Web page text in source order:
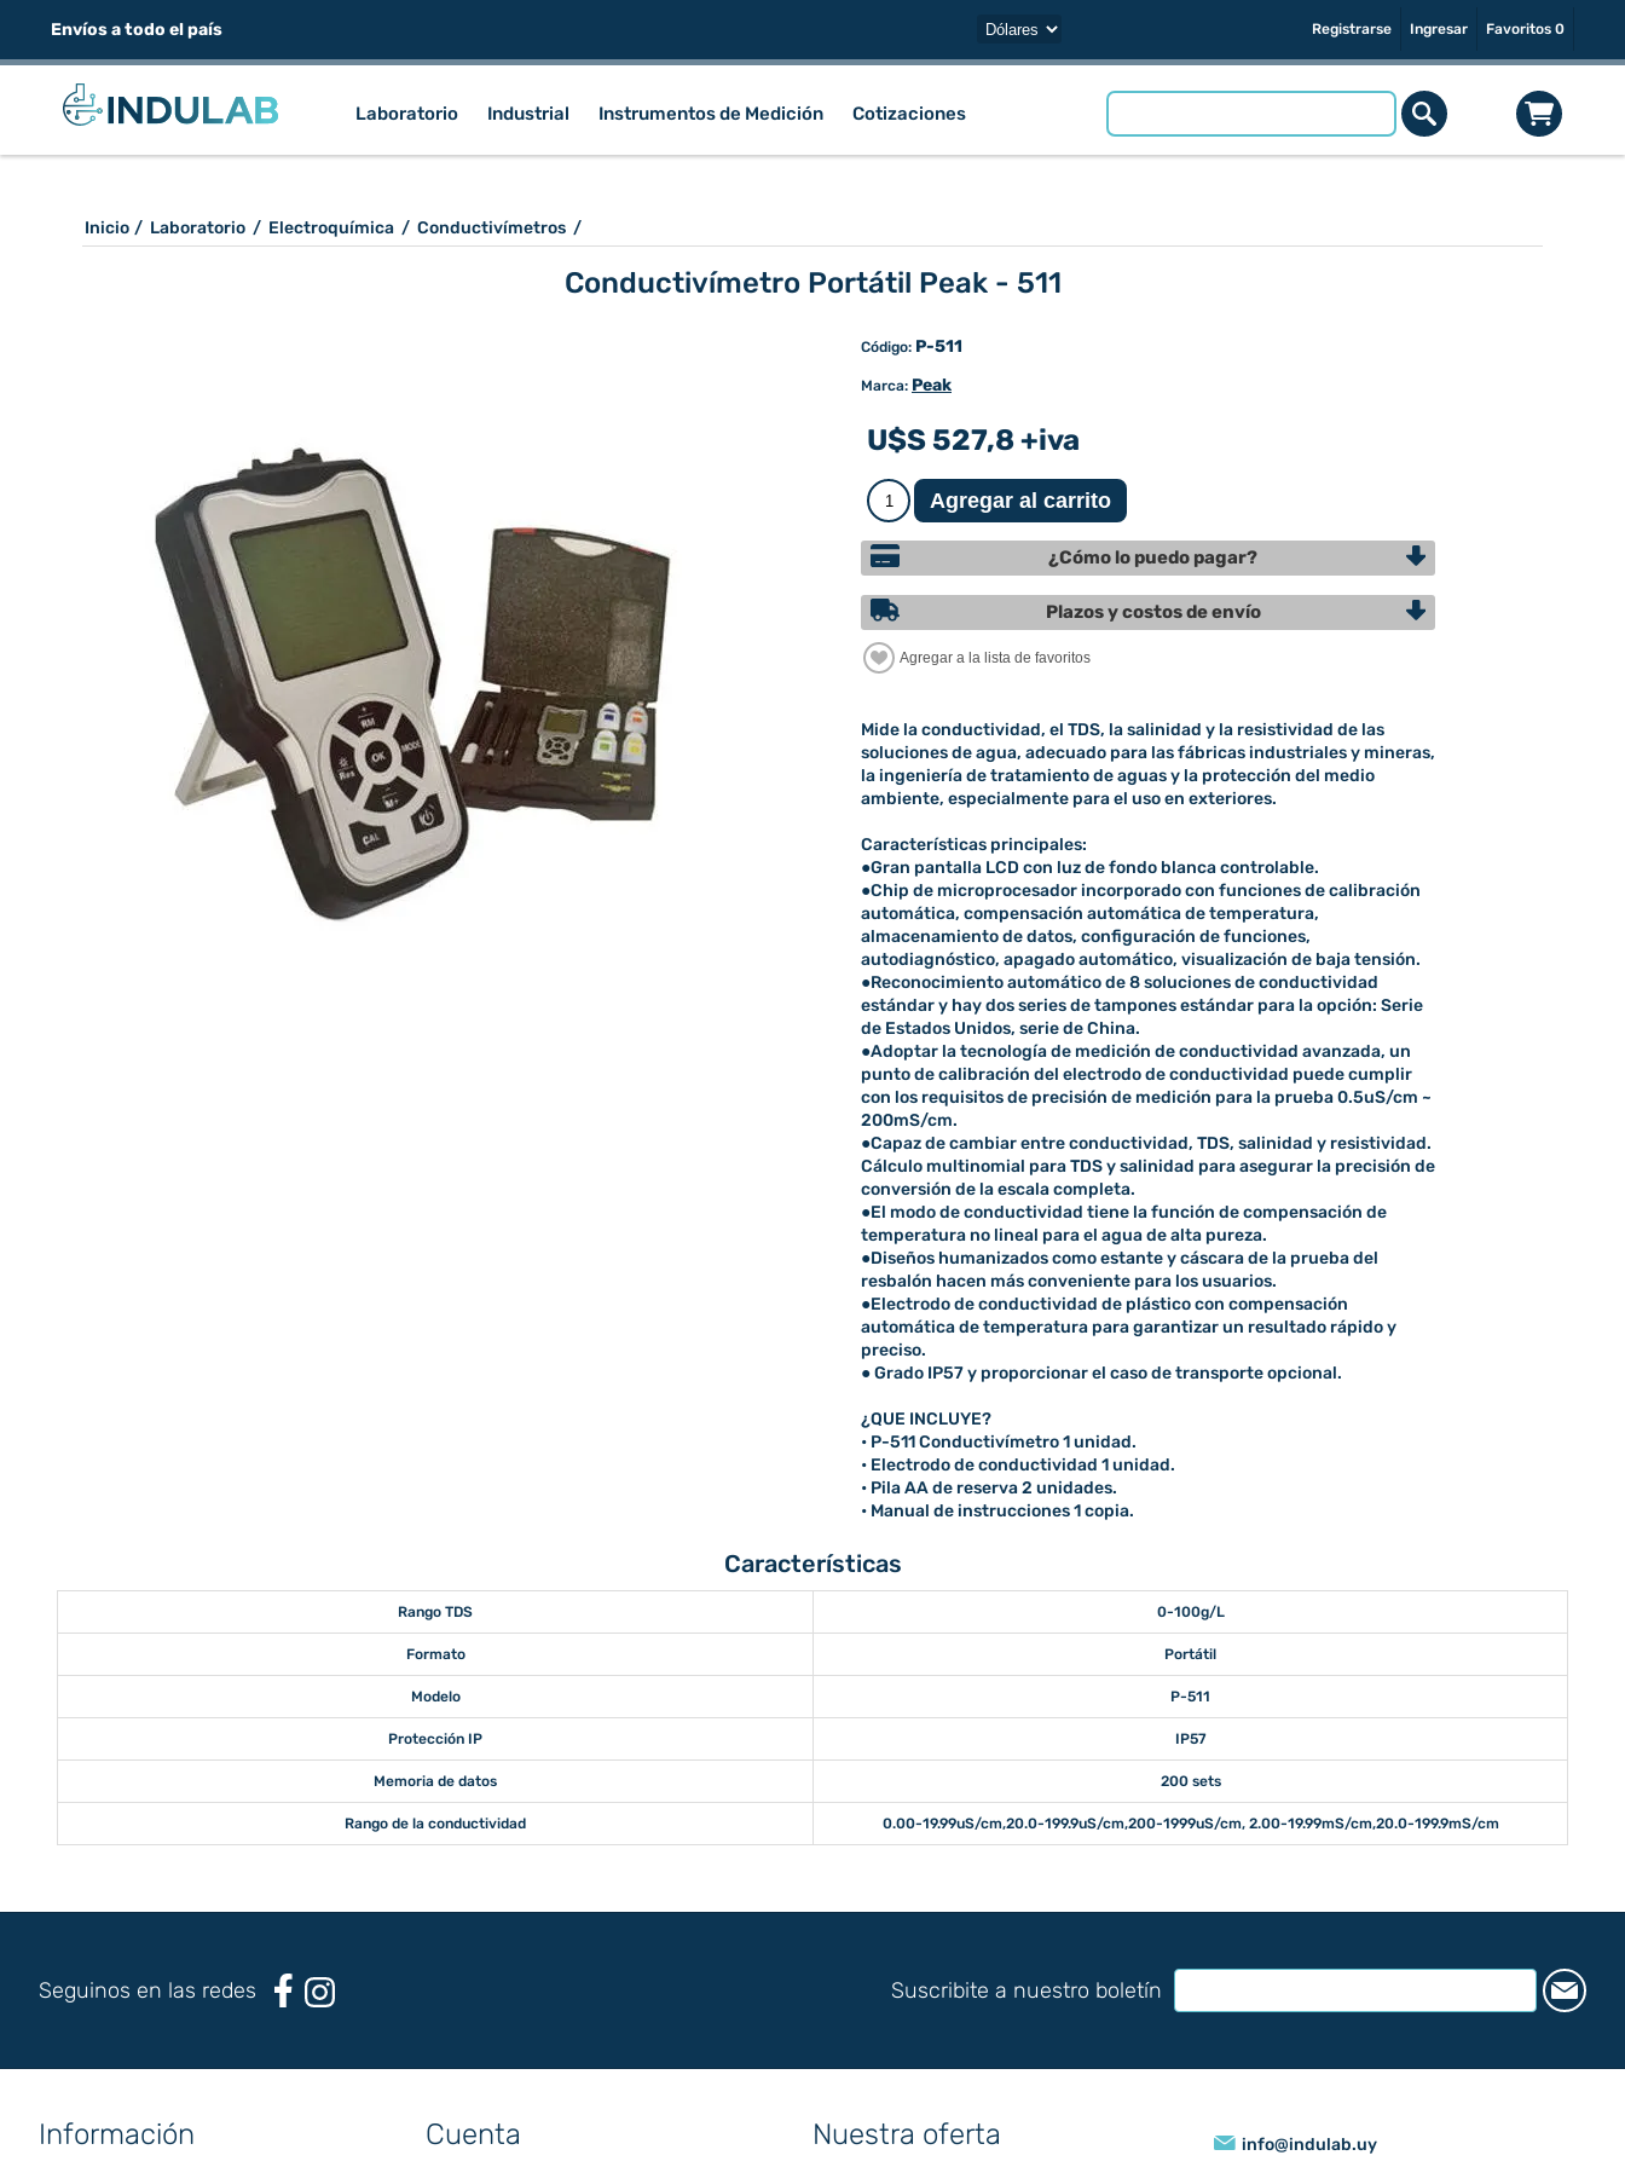
Envíos a todo el país Registrarse Ingresar Favoritos 0
Laboratorio Industrial Instrumentos de Medición Cotizaciones
Inicio / Laboratorio / Electroquímica / Conductivímetros /
Conductivímetro Portátil Peak - 511
Código: P-511
Marca: Peak
U$S 527,8 +iva
¿Cómo lo puedo pagar?
Plazos y costos de envío
Mide la conductividad, el TDS, la salinidad y la resistividad de las
soluciones de agua, adecuado para las fábricas industriales y mineras,
la ingeniería de tratamiento de aguas y la protección del medio
ambiente, especialmente para el uso en exteriores.
Características principales:
●Gran pantalla LCD con luz de fondo blanca controlable.
●Chip de microprocesador incorporado con funciones de calibración
automática, compensación automática de temperatura,
almacenamiento de datos, configuración de funciones,
autodiagnóstico, apagado automático, visualización de baja tensión.
●Reconocimiento automático de 8 soluciones de conductividad
estándar y hay dos series de tampones estándar para la opción: Serie
de Estados Unidos, serie de China.
●Adoptar la tecnología de medición de conductividad avanzada, un
punto de calibración del electrodo de conductividad puede cumplir
con los requisitos de precisión de medición para la prueba 0.5uS/cm ~
200mS/cm.
●Capaz de cambiar entre conductividad, TDS, salinidad y resistividad.
Cálculo multinomial para TDS y salinidad para asegurar la precisión de
conversión de la escala completa.
●El modo de conductividad tiene la función de compensación de
temperatura no lineal para el agua de alta pureza.
●Diseños humanizados como estante y cáscara de la prueba del
resbalón hacen más conveniente para los usuarios.
●Electrodo de conductividad de plástico con compensación
automática de temperatura para garantizar un resultado rápido y
preciso.
● Grado IP57 y proporcionar el caso de transporte opcional.
¿QUE INCLUYE?
• P-511 Conductivímetro 1 unidad.
• Electrodo de conductividad 1 unidad.
• Pila AA de reserva 2 unidades.
• Manual de instrucciones 1 copia.
Características
Rango TDS 0-100g/L
Formato Portátil
Modelo P-511
Protección IP IP57
Memoria de datos 200 sets
Rango de la conductividad 0.00-19.99uS/cm,20.0-199.9uS/cm,200-1999uS/cm, 2.00-19.99mS/cm,20.0-199.9mS/cm
Seguinos en las redes Suscribite a nuestro boletín
Información Cuenta Nuestra oferta info@indulab.uy